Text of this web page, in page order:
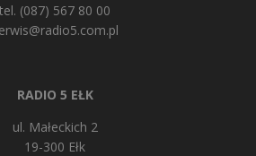
tel. (087) 567 80 00
RADIO 5 EŁK
ul. Małeckich 2
19-300 Ełk